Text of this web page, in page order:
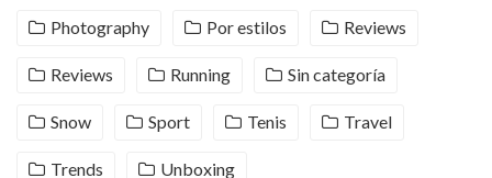
Photography Por estilos Reviews
Reviews Running Sin categoría
Snow Sport Tenis Travel
Trends Unboxing